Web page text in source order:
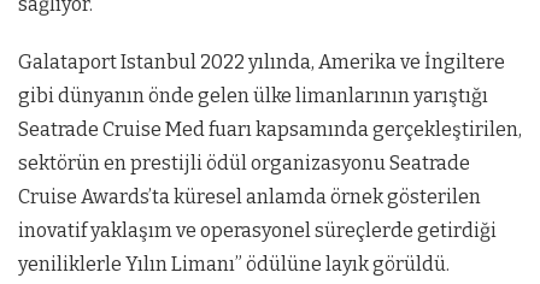
Galataport Istanbul 2022 yılında, Amerika ve İngiltere
gibi dünyanın önde gelen ülke limanlarının yarıştığı
Seatrade Cruise Med fuarı kapsamında gerçekleştirilen,
sektörün en prestijli ödül organizasyonu Seatrade
Cruise Awards’ta küresel anlamda örnek gösterilen
inovatif yaklaşım ve operasyonel süreçlerde getirdiği
yeniliklerle Yılın Limanı” ödülüne layık görüldü.